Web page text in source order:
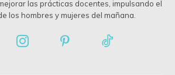
las prácticas docentes, impulsando el
los hombres y mujeres del mañana.